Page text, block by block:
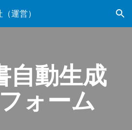
Skip to navigation
運営）
自動生成
ォーム